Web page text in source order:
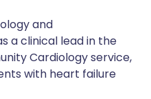
and
a clinical lead in the
Cardiology service,
with heart failure